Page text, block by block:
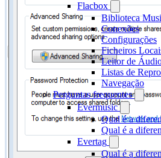
Flacbox
Biblioteca
Conexões
Configurações
Ficheiros
Leitor de
Listas de
Navegação
Perguntas frequentes
Evermusic
Qual é a
Qual é a
Evertag
Qual é a